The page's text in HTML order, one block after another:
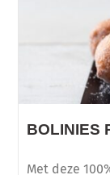
BOLINIES
Met deze